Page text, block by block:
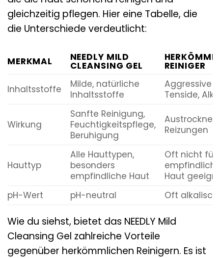
gleichzeitig pflegen. Hier eine Tabelle, die
die Unterschiede verdeutlicht:
MERKMAL NEEDLY MILD
CLEANSING GEL
REINIGER
Inhaltsstoffe
Milde, natürliche
Inhaltsstoffe
Aggressive
Tenside,
Wirkung
Sanfte Reinigung,
Feuchtigkeitspflege,
Beruhigung
Reizungen
Hauttyp
Alle Hauttypen,
besonders
empfindliche Haut
Oft nicht für
Haut
pH-Wert
pH-neutral Oft alkalisch
Wie du siehst, bietet das NEEDLY Mild
Cleansing Gel zahlreiche Vorteile
gegenüber herkömmlichen Reinigern. Es ist